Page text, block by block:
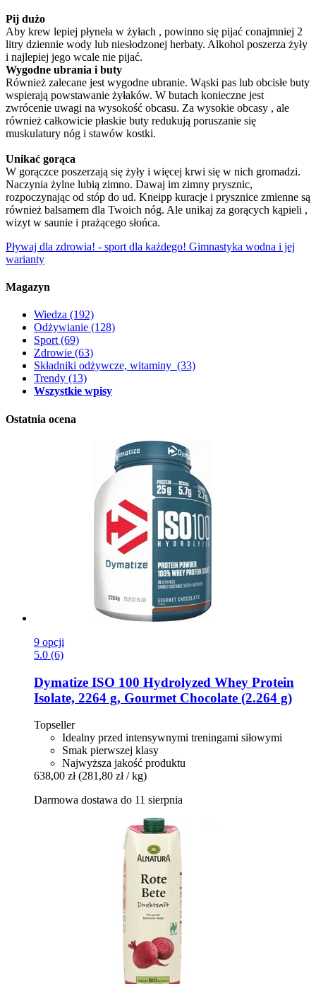
Pij dużo
Aby krew lepiej płyneła w żyłach , powinno się pijać conajmniej 2
litry dziennie wody lub niesłodzonej herbaty. Alkohol poszerza żyły
i najlepiej jego wcale nie pijać.
Wygodne ubrania i buty
Również zalecane jest wygodne ubranie. Wąski pas lub obcisłe buty
wspierają powstawanie żyłaków. W butach konieczne jest
zwrócenie uwagi na wysokość obcasu. Za wysokie obcasy , ale
również całkowicie płaskie buty redukują poruszanie się
muskulatury nóg i stawów kostki.
Unikać gorąca
W gorączce poszerzają się żyły i więcej krwi się w nich gromadzi.
Naczynia żylne lubią zimno. Dawaj im zimny prysznic,
rozpoczynając od stóp do ud. Kneipp kuracje i prysznice zmienne są
również balsamem dla Twoich nóg. Ale unikaj za gorących kąpieli ,
wizyt w saunie i prażącego słońca.
Pływaj dla zdrowia! - sport dla każdego! Gimnastyka wodna i jej
warianty
Magazyn
Wiedza (192)
Odżywianie (128)
Sport(69)
Zdrowie (63)
Składniki odżywcze, witaminy (33)
Trendy (13)
Wszystkie wpisy
Ostatnia ocena
9 opcji
5.0 (6)
Dymatize ISO 100 Hydrolyzed Whey Protein
Isolate, 2264 g, Gourmet Chocolate (2.264 g)
Topseller
Idealny przed intensywnymi treningami siłowymi
Smak pierwszej klasy
Najwyższa jakość produktu
638,00 zł (281,80 zł / kg)
Darmowa dostawa do 11 sierpnia